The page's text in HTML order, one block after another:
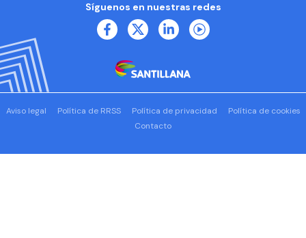
Síguenos en nuestras redes
Aviso legal Política de RRSS Política de privacidad
Política de cookies
Contacto